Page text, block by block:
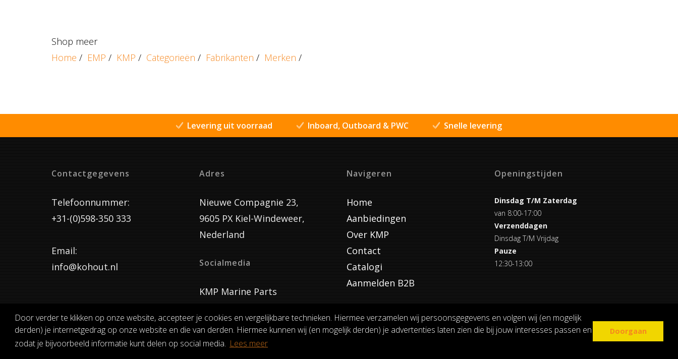
Door verder te klikken op onze website, accepteer je cookies en vergelijkbare technieken. Hiermee verzamelen wij persoonsgegevens en volgen wij (en mogelijk
derden) je internetgedrag op onze website en die van derden. Hiermee kunnen wij (en mogelijk derden) je advertenties laten zien die bij jouw interesses passen en
zodat je bijvoorbeeld informatie kunt delen op social media. Lees meer
Doorgaan
Shop meer
Home / EMP / KMP / Categorieën / Fabrikanten / Merken /
Levering uit voorraad Inboard, Outboard & PWC Snelle levering
Contactgegevens
Telefoonnummer:
+31-(0)598-350 333
Email:
info@kohout.nl
Adres
Nieuwe Compagnie 23,
9605 PX Kiel-Windeweer,
Nederland
Socialmedia
KMP Marine Parts
Navigeren
Home
Aanbiedingen
Over KMP
Contact
Catalogi
Aanmelden B2B
Openingstijden
Dinsdag T/M Zaterdag
van 8:00-17:00
Verzenddagen
Dinsdag T/M Vrijdag
Pauze
12:30-13:00
ALGEMENE VOORWAARDEN